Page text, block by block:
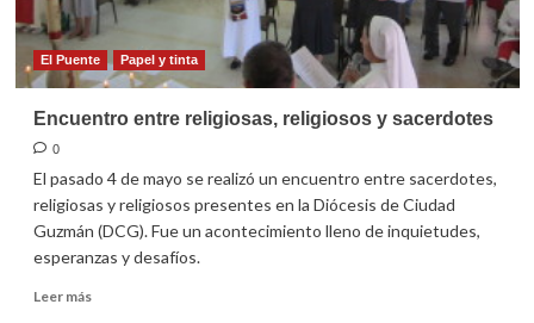
El Puente Papel y tinta
Encuentro entre religiosas, religiosos y sacerdotes
0
El pasado 4 de mayo se realizó un encuentro entre sacerdotes,
religiosas y religiosos presentes en la Diócesis de Ciudad
Guzmán (DCG). Fue un acontecimiento lleno de inquietudes,
esperanzas y desafíos.
Leer másLeer